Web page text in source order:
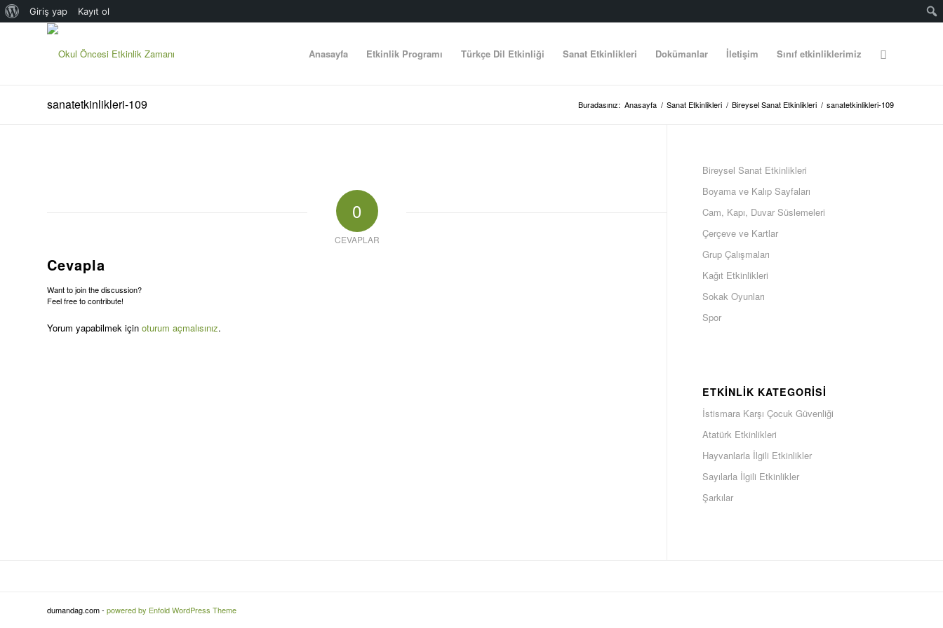
WordPress
hakkında
Giriş yap Kayıt ol
Anasayfa Etkinlik Programı Türkçe Dil Etkinliği Sanat Etkinlikleri Dokümanlar İletişim Sınıf etkinliklerimiz
sanatetkinlikleri-109 Buradasınız: Anasayfa / Sanat Etkinlikleri / Bireysel Sanat Etkinlikleri / sanatetkinlikleri-109
0
CEVAPLAR
Cevapla
Want to join the discussion?
Feel free to contribute!
Yorum yapabilmek için oturum açmalısınız.
Bireysel Sanat Etkinlikleri
Boyama ve Kalıp Sayfaları
Cam, Kapı, Duvar Süslemeleri
Çerçeve ve Kartlar
Grup Çalışmaları
Kağıt Etkinlikleri
Sokak Oyunları
Spor
ETKINLIK KATEGORISI
İstismara Karşı Çocuk Güvenliği
Atatürk Etkinlikleri
Hayvanlarla İlgili Etkinlikler
Sayılarla İlgili Etkinlikler
Şarkılar
dumandag.com - powered by Enfold WordPress Theme